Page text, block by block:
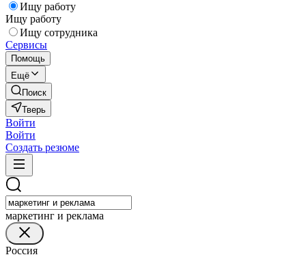
Ищу работу
Ищу работу
Ищу сотрудника
Сервисы
Помощь
Ещё
Поиск
Тверь
Войти
Войти
Создать резюме
маркетинг и реклама
Россия